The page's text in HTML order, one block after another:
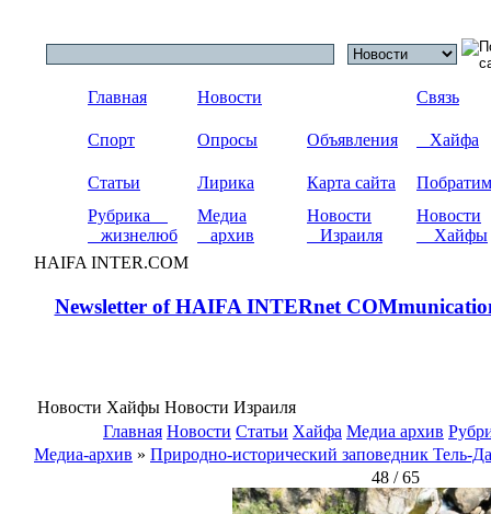
Главная Новости Связь
Спорт Опросы Объявления Хайфа
Статьи Лирика Карта сайта
Рубрика
жизнелюб
Медиа
архив
Новости
Израиля
Новости
Хайфы
HAIFA INTER.COM
Newsletter of HAIFA INTERnet
Новости Хайфы Новости Израиля
Главная Новости Статьи Хайфа Медиа архив
Медиа-архив » Природно-исторический заповедник Тель-
48 / 65